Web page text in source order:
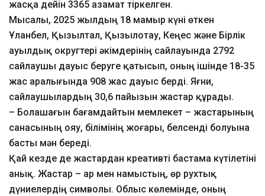
жасқа дейін 3365 азамат тіркелген.
Мысалы, 2025 жылдың 18 мамыр күні өткен
Ұланбел, Қызылтал, Қызылотау, Кеңес және Бірлік
ауылдық округтері әкімдерінің сайлауында 2792
сайлаушы дауыс беруге қатысып, оның ішінде 18-35
жас аралығында 908 жас дауыс берді. Яғни,
сайлаушылардың 30,6 пайызын жастар құрады.
– Болашағын бағамдайтын мемлекет – жастарының
санасының ояу, білімінің жоғары, белсенді болуына
басты мән береді.
Қай кезде де жастардан креативті бастама күтілетіні
анық. Жастар – ар мен намыстың, өр рухтық
дүниелердің символы. Облыс көлемінде, оның